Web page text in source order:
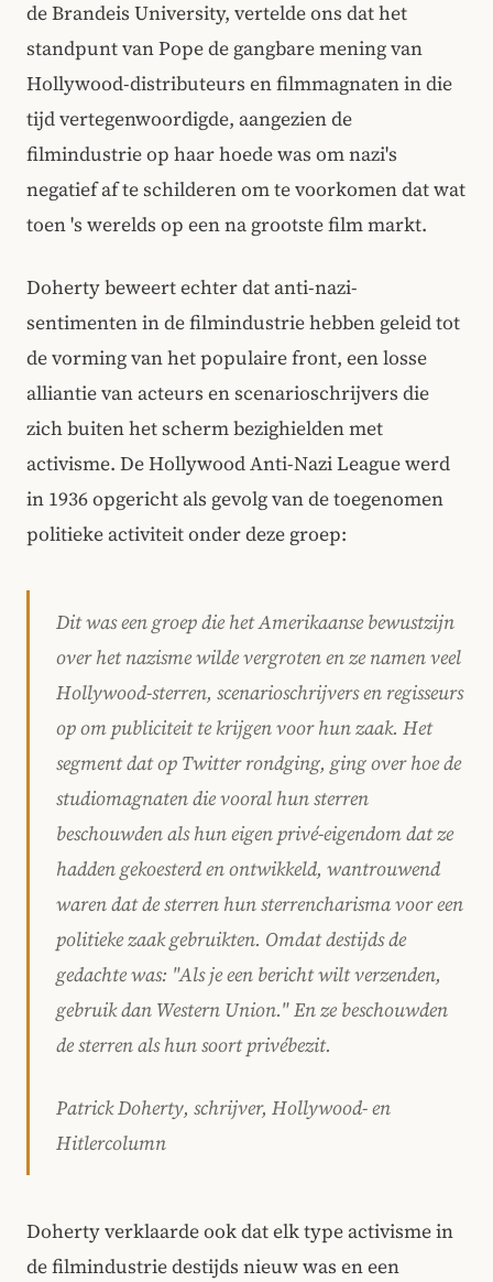
de Brandeis University, vertelde ons dat het
standpunt van Pope de gangbare mening van
Hollywood-distributeurs en filmmagnaten in die
tijd vertegenwoordigde, aangezien de
filmindustrie op haar hoede was om nazi's
negatief af te schilderen om te voorkomen dat wat
toen 's werelds op een na grootste film markt.
Doherty beweert echter dat anti-nazi-
sentimenten in de filmindustrie hebben geleid tot
de vorming van het populaire front, een losse
alliantie van acteurs en scenarioschrijvers die
zich buiten het scherm bezighielden met
activisme. De Hollywood Anti-Nazi League werd
in 1936 opgericht als gevolg van de toegenomen
politieke activiteit onder deze groep:
Dit was een groep die het Amerikaanse bewustzijn
over het nazisme wilde vergroten en ze namen veel
Hollywood-sterren, scenarioschrijvers en regisseurs
op om publiciteit te krijgen voor hun zaak. Het
segment dat op Twitter rondging, ging over hoe de
studiomagnaten die vooral hun sterren
beschouwden als hun eigen privé-eigendom dat ze
hadden gekoesterd en ontwikkeld, wantrouwend
waren dat de sterren hun sterrencharisma voor een
politieke zaak gebruikten. Omdat destijds de
gedachte was: "Als je een bericht wilt verzenden,
gebruik dan Western Union." En ze beschouwden
de sterren als hun soort privébezit.
Patrick Doherty, schrijver, Hollywood- en
Hitlercolumn
Doherty verklaarde ook dat elk type activisme in
de filmindustrie destijds nieuw was en een